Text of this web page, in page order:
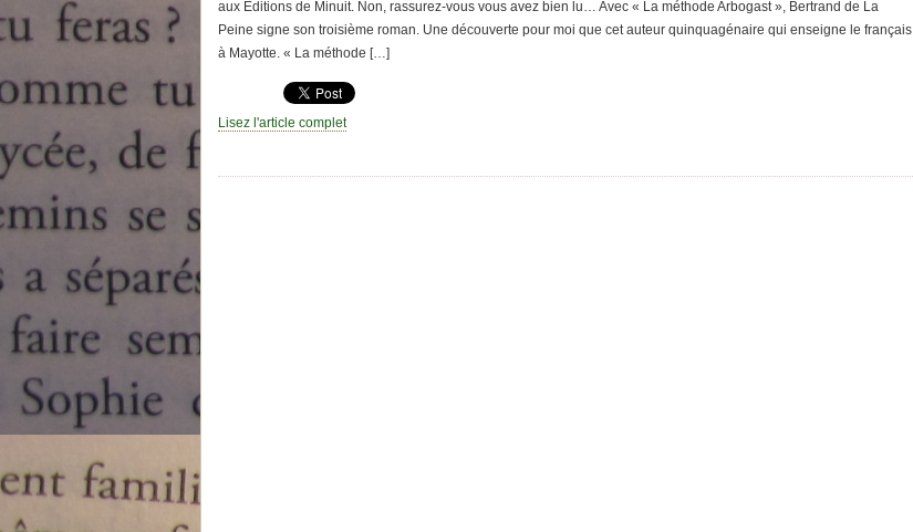
aux Editions de Minuit. Non, rassurez-vous vous avez bien lu… Avec « La méthode Arbogast », Bertrand de La
Peine signe son troisième roman. Une découverte pour moi que cet auteur quinquagénaire qui enseigne le français
à Mayotte. « La méthode […]
Lisez l'article complet